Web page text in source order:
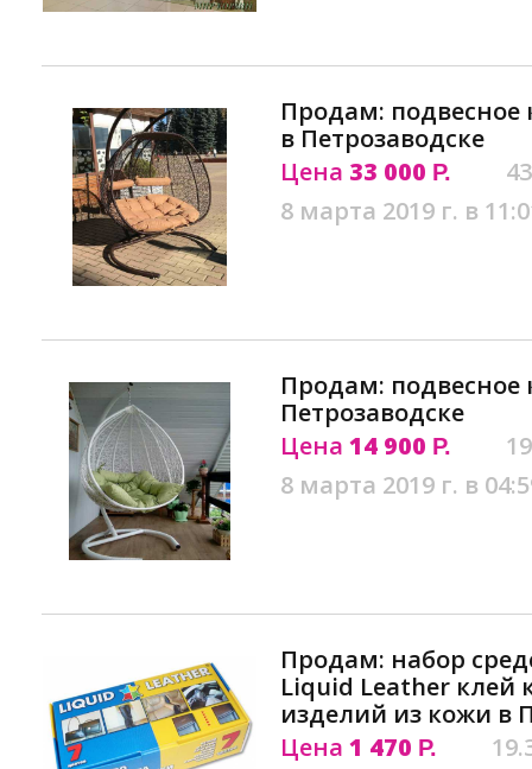
Продам: подвесное
в Петрозаводске
Цена 33 000 Р.
8 марта 2019 г. в
Продам: подвесное
Петрозаводске
Цена 14 900 Р.
8 марта 2019 г. в
Продам: набор
Liquid Leather клей
изделий из кожи в
Цена 1 470 Р.